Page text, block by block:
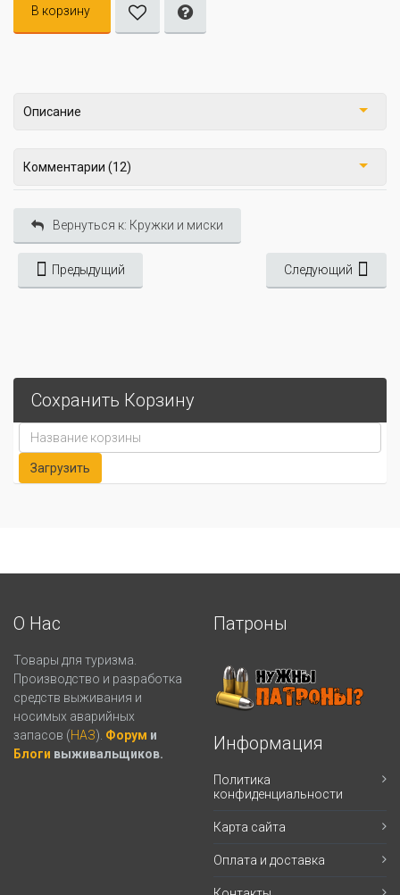
В корзину
Описание
Комментарии (12)
Вернуться к: Кружки и миски
Предыдущий Следующий
Сохранить Корзину
О Нас
Товары для туризма.
Производство и разработка
средств выживания и
носимых аварийных
запасов (НАЗ). Форум и
Блоги выживальщиков.
Патроны
Информация
Политика
конфиденциальности
Карта сайта
Оплата и доставка